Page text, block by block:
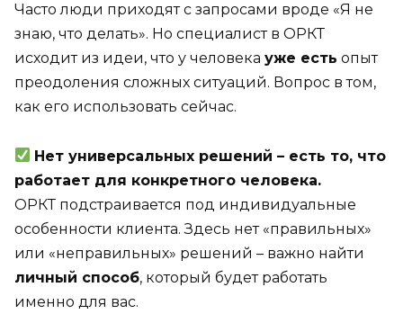
Часто люди приходят с запросами вроде «Я не
знаю, что делать». Но специалист в ОРКТ
исходит из идеи, что у человека уже есть опыт
преодоления сложных ситуаций. Вопрос в том,
как его использовать сейчас.
Нет универсальных решений – есть то, что
работает для конкретного человека.
ОРКТ подстраивается под индивидуальные
особенности клиента. Здесь нет «правильных»
или «неправильных» решений – важно найти
личный способ, который будет работать
именно для вас.